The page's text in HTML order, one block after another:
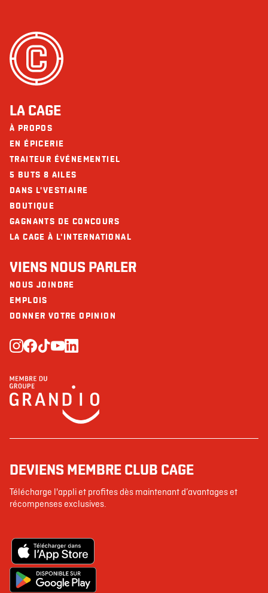
LA CAGE
À PROPOS
EN ÉPICERIE
TRAITEUR ÉVÉNEMENTIEL
5 BUTS 8 AILES
DANS L'VESTIAIRE
BOUTIQUE
GAGNANTS DE CONCOURS
LA CAGE À L'INTERNATIONAL
VIENS NOUS PARLER
NOUS JOINDRE
EMPLOIS
DONNER VOTRE OPINION
DEVIENS MEMBRE CLUB CAGE
Télécharge l'appli et profites dès maintenant d’avantages et
récompenses exclusives.